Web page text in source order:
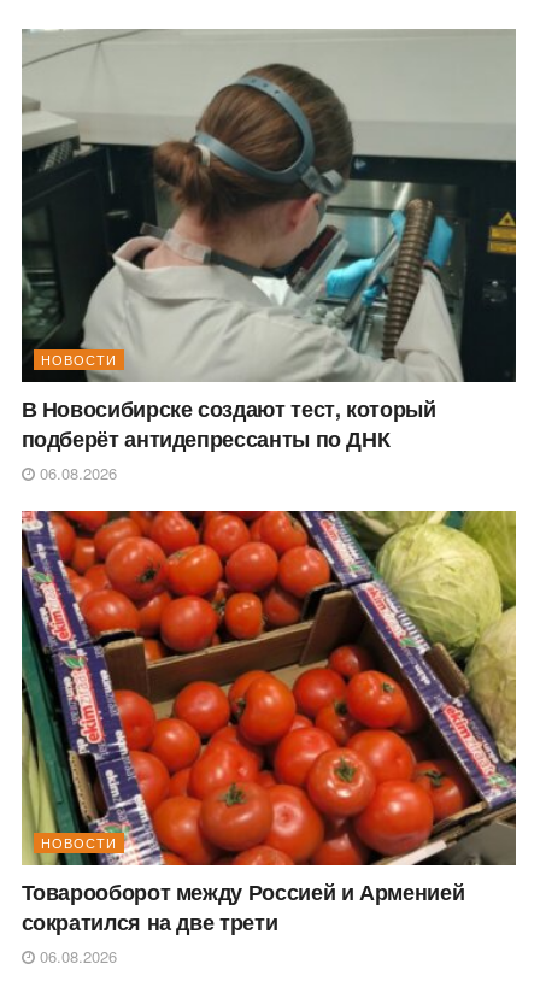
НОВОСТИ
В Новосибирске создают тест, который
подберёт антидепрессанты по ДНК
06.08.2026
НОВОСТИ
Товарооборот между Россией и Арменией
сократился на две трети
06.08.2026